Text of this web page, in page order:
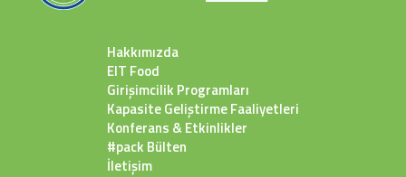
Hakkımızda
EIT Food
Girişimcilik Programları
Kapasite Geliştirme Faaliyetleri
Konferans & Etkinlikler
#pack Bülten
İletişim